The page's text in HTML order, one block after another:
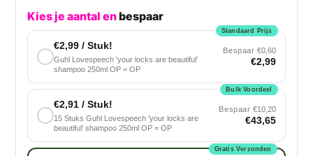
Kies je aantal enbespaar
Standaard Prijs
€2,99 / Stuk!
Guhl Lovespeech 'your locks are beautiful'
shampoo 250ml OP = OP
Bespaar €0,60
€2,99
Bulk Voordeel
€2,91 / Stuk!
15 Stuks Guhl Lovespeech 'your locks are
beautiful' shampoo 250ml OP = OP
Bespaar €10,20
€43,65
Gratis Verzonden